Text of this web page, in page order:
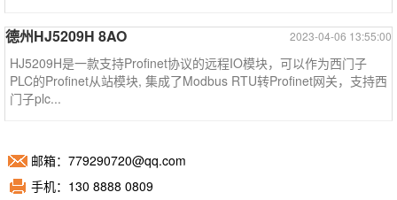
2023-04-06 13:55:00
德州HJ5209H 8AO
HJ5209H是一款支持Profinet协议的远程IO模块，可以作为西门子
PLC的Profinet从站模块, 集成了Modbus RTU转Profinet网关，支持西
门子plc...
邮箱：779290720@qq.com
手机：130 8888 0809